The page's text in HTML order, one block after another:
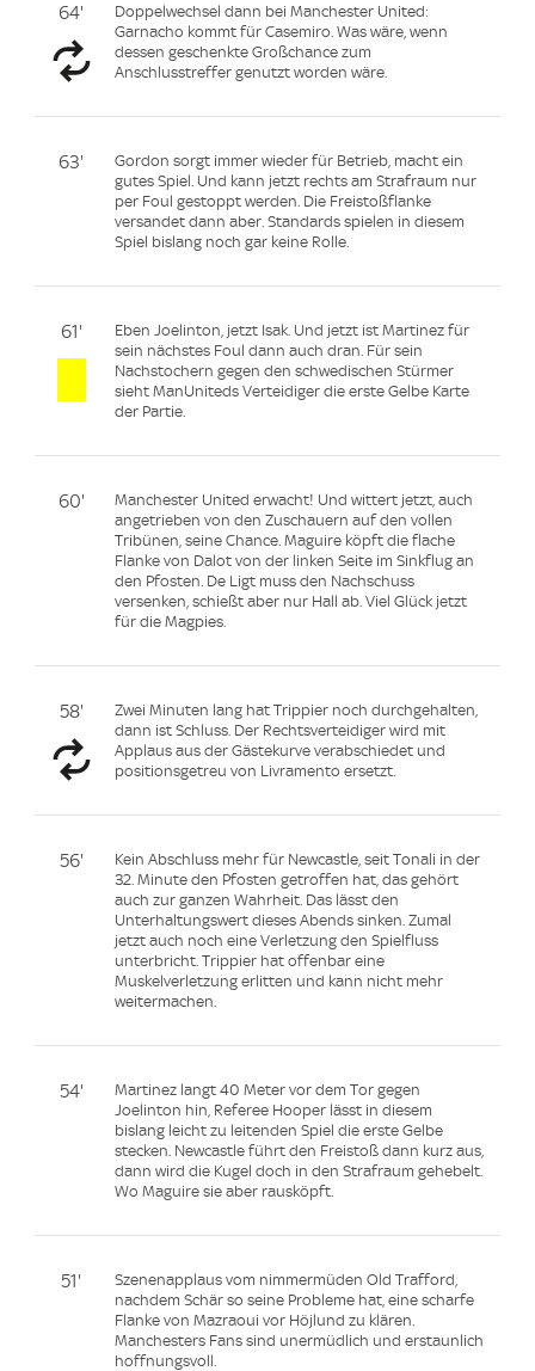
64'
Doppelwechsel dann bei Manchester United:
Garnacho kommt für Casemiro. Was wäre, wenn
dessen geschenkte Großchance zum
Anschlusstreffer genutzt worden wäre.
63'
Gordon sorgt immer wieder für Betrieb, macht ein
gutes Spiel. Und kann jetzt rechts am Strafraum nur
per Foul gestoppt werden. Die Freistoßflanke
versandet dann aber. Standards spielen in diesem
Spiel bislang noch gar keine Rolle.
61'
Eben Joelinton, jetzt Isak. Und jetzt ist Martinez für
sein nächstes Foul dann auch dran. Für sein
Nachstochern gegen den schwedischen Stürmer
sieht ManUniteds Verteidiger die erste Gelbe Karte
der Partie.
60'
Manchester United erwacht! Und wittert jetzt, auch
angetrieben von den Zuschauern auf den vollen
Tribünen, seine Chance. Maguire köpft die flache
Flanke von Dalot von der linken Seite im Sinkflug an
den Pfosten. De Ligt muss den Nachschuss
versenken, schießt aber nur Hall ab. Viel Glück jetzt
für die Magpies.
58'
Zwei Minuten lang hat Trippier noch durchgehalten,
dann ist Schluss. Der Rechtsverteidiger wird mit
Applaus aus der Gästekurve verabschiedet und
positionsgetreu von Livramento ersetzt.
56'
Kein Abschluss mehr für Newcastle, seit Tonali in der
32. Minute den Pfosten getroffen hat, das gehört
auch zur ganzen Wahrheit. Das lässt den
Unterhaltungswert dieses Abends sinken. Zumal
jetzt auch noch eine Verletzung den Spielfluss
unterbricht. Trippier hat offenbar eine
Muskelverletzung erlitten und kann nicht mehr
weitermachen.
54'
Martinez langt 40 Meter vor dem Tor gegen
Joelinton hin, Referee Hooper lässt in diesem
bislang leicht zu leitenden Spiel die erste Gelbe
stecken. Newcastle führt den Freistoß dann kurz aus,
dann wird die Kugel doch in den Strafraum gehebelt.
Wo Maguire sie aber rausköpft.
51'
Szenenapplaus vom nimmermüden Old Trafford,
nachdem Schär so seine Probleme hat, eine scharfe
Flanke von Mazraoui vor Höjlund zu klären.
Manchesters Fans sind unermüdlich und erstaunlich
hoffnungsvoll.